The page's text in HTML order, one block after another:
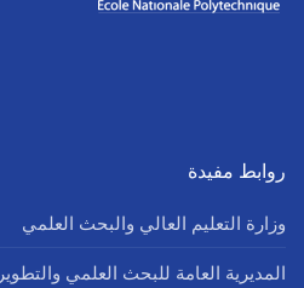
روابط مفيدة
وزارة التعليم العالي والبحث العلمي
المديرية العامة للبحث العلمي